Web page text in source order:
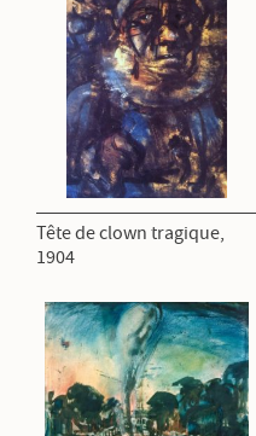
Tête de clown tragique,
1904